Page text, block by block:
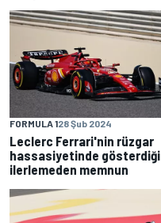
FORMULA 128 Şub 2024
Leclerc Ferrari'nin rüzgar
hassasiyetinde gösterdiği
ilerlemeden memnun